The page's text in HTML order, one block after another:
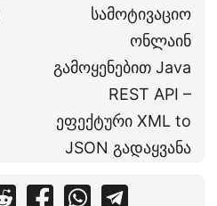
სამოტივაციო
ონლაინ
გამოყენებით Java
REST API –
ეფექტური XML to
JSON გადაყვანა